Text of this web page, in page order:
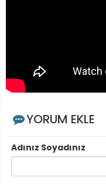
YORUM EKLE
Adınız Soyadınız